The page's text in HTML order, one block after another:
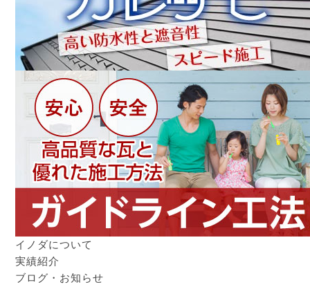
イノダについて
実績紹介
ブログ・お知らせ